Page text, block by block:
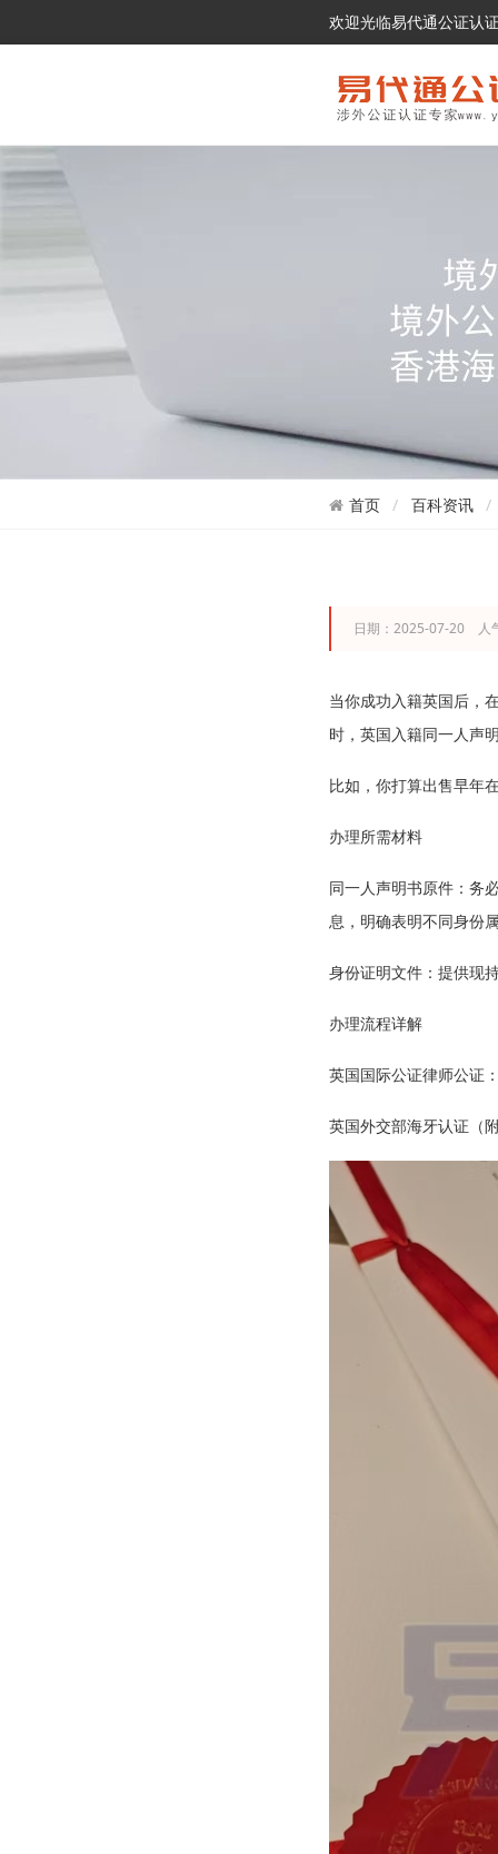
欢迎光临易代通公证认
首页 百科资讯
日期：2025-07-20 人
当你成功入籍英国后，
时，英国入籍同一人声
比如，你打算出售早年
办理所需材料
同一人声明书原件：务
息，明确表明不同身份
身份证明文件：提供现
办理流程详解
英国国际公证律师公证
英国外交部海牙认证（